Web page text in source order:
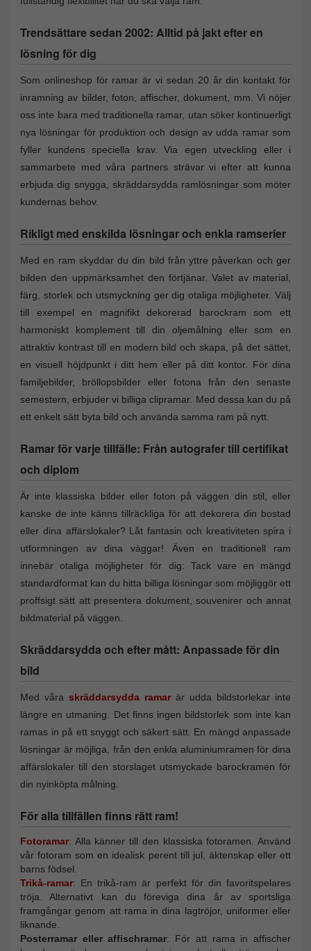
Trendsättare sedan 2002: Alltid på jakt efter en
lösning för dig
Som onlineshop för ramar är vi sedan 20 år din kontakt för
inramning av bilder, foton, affischer, dokument, mm. Vi nöjer
oss inte bara med traditionella ramar, utan söker kontinuerligt
nya lösningar för produktion och design av udda ramar som
fyller kundens speciella krav. Via egen utveckling eller i
sammarbete med våra partners strävar vi efter att kunna
erbjuda dig snygga, skräddarsydda ramlösningar som möter
kundernas behov.
Rikligt med enskilda lösningar och enkla ramserier
Med en ram skyddar du din bild från yttre påverkan och ger
bilden den uppmärksamhet den förtjänar. Valet av material,
färg, storlek och utsmyckning ger dig otaliga möjligheter. Välj
till exempel en magnifikt dekorerad barockram som ett
harmoniskt komplement till din oljemålning eller som en
attraktiv kontrast till en modern bild och skapa, på det sättet,
en visuell höjdpunkt i ditt hem eller på ditt kontor. För dina
familjebilder, bröllopsbilder eller fotona från den senaste
semestern, erbjuder vi billiga clipramar. Med dessa kan du på
ett enkelt sätt byta bild och använda samma ram på nytt.
Ramar för varje tillfälle: Från autografer till certifikat
och diplom
Är inte klassiska bilder eller foton på väggen din stil, eller
kanske de inte känns tillräckliga för att dekorera din bostad
eller dina affärslokaler? Låt fantasin och kreativiteten spira i
utformningen av dina väggar! Även en traditionell ram
innebär otaliga möjligheter för dig: Tack vare en mängd
standardformat kan du hitta billiga lösningar som möjliggör ett
proffsigt sätt att presentera dokument, souvenirer och annat
bildmaterial på väggen.
Skräddarsydda och efter mått: Anpassade för din
bild
Med våra skräddarsydda ramar är udda bildstorlekar inte
längre en utmaning. Det finns ingen bildstorlek som inte kan
ramas in på ett snyggt och säkert sätt. En mängd anpassade
lösningar är möjliga, från den enkla aluminiumramen för dina
affärslokaler till den storslaget utsmyckade barockramen för
din nyinköpta målning.
För alla tillfällen finns rätt ram!
Fotoramar: Alla känner till den klassiska fotoramen. Använd
vår fotoram som en idealisk perent till jul, äktenskap eller ett
barns födsel.
Trikå-ramar: En trikå-ram är perfekt för din favoritspelares
tröja. Alternativt kan du föreviga dina år av sportsliga
framgångar genom att rama in dina lagtröjor, uniformer eller
liknande.
Posterramar eller affischramar: För att rama in affischer